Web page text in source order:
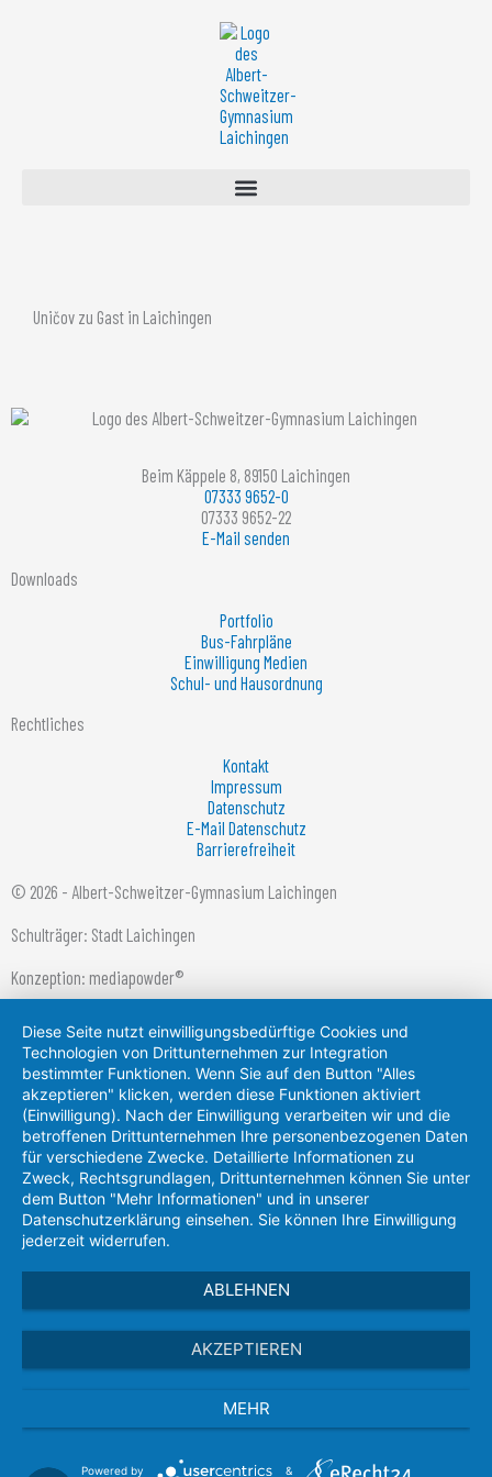
Uničov zu Gast in Laichingen
Beim Käppele 8, 89150 Laichingen
07333 9652-0
07333 9652-22
E-Mail senden
Downloads
Portfolio
Bus-Fahrpläne
Einwilligung Medien
Schul- und Hausordnung
Rechtliches
Kontakt
Impressum
Datenschutz
E-Mail Datenschutz
Barrierefreiheit
© 2026 - Albert-Schweitzer-Gymnasium Laichingen
Schulträger: Stadt Laichingen
Konzeption: mediapowder®
Diese Seite nutzt einwilligungsbedürftige Cookies und
Technologien von Drittunternehmen zur Integration
bestimmter Funktionen. Wenn Sie auf den Button "Alles
akzeptieren" klicken, werden diese Funktionen aktiviert
(Einwilligung). Nach der Einwilligung verarbeiten wir und die
betroffenen Drittunternehmen Ihre personenbezogenen Daten
für verschiedene Zwecke. Detaillierte Informationen zu
Zweck, Rechtsgrundlagen, Drittunternehmen können Sie unter
dem Button "Mehr Informationen" und in unserer
Datenschutzerklärung einsehen. Sie können Ihre Einwilligung
jederzeit widerrufen.
ABLEHNEN
AKZEPTIEREN
MEHR
Powered by &